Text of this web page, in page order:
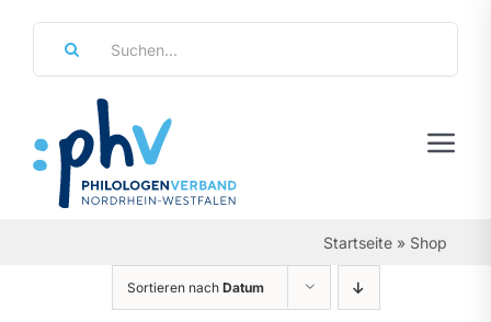
springen
Personalräte
Startseite » Shop
Sortieren nach Datum